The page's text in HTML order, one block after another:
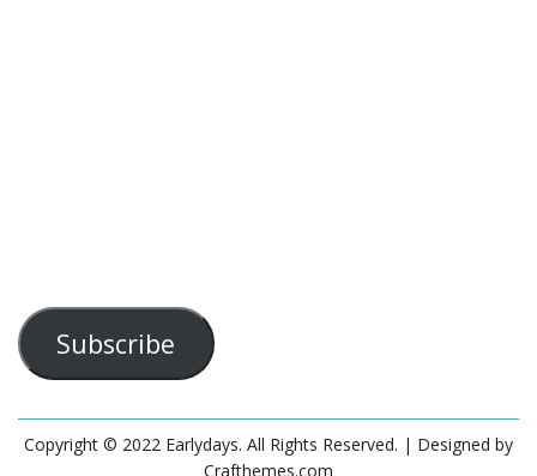
Subscribe
Copyright © 2022 Earlydays. All Rights Reserved. | Designed by
Crafthemes.com